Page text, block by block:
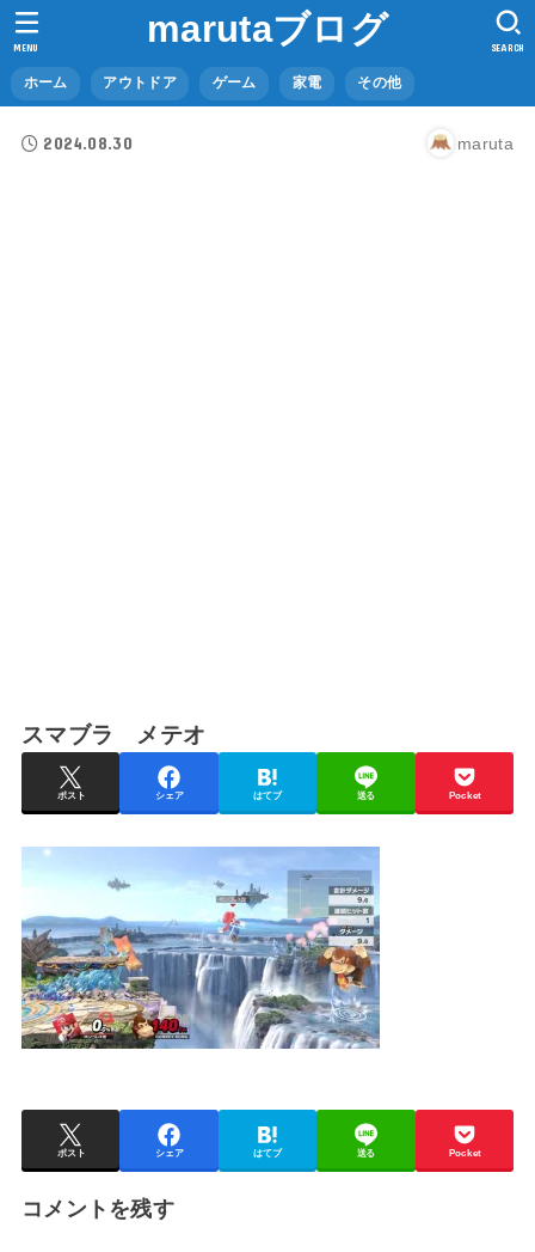
marutaブログ
ホーム アウトドア ゲーム 家電 その他
SEARCH
MENU
2024.08.30 maruta
スマブラ メテオ
ポスト シェア はてブ 送る Pocket
ポスト シェア はてブ 送る Pocket
コメントを残す